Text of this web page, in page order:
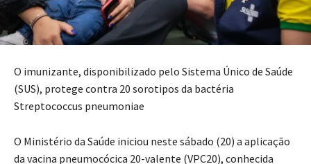
O imunizante, disponibilizado pelo Sistema Único de Saúde
(SUS), protege contra 20 sorotipos da bactéria
Streptococcus pneumoniae
O Ministério da Saúde iniciou neste sábado (20) a aplicação
da vacina pneumocócica 20-valente (VPC20), conhecida